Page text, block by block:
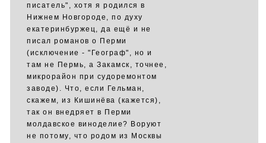
писатель", хотя я родился в
Нижнем Новгороде, по духу
екатеринбуржец, да ещё и не
писал романов о Перми
(исключение - "Географ", но и
там не Пермь, а Закамск, точнее,
микрорайон при судоремонтом
заводе). Что, если Гельман,
скажем, из Кишинёва (кажется),
так он внедряет в Перми
молдавское виноделие? Воруют
не потому, что родом из Москвы